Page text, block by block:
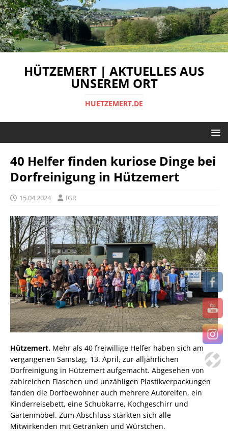
HÜTZEMERT | AKTUELLES AUS
UNSEREM ORT
HUETZEMERT.DE
40 Helfer finden kuriose Dinge bei
Dorfreinigung in Hützemert
15.04.2024 IGR
Hützemert. Mehr als 40 freiwillige Helfer haben sich am
vergangenen Samstag, 13. April, zur alljährlichen
Dorfreinigung in Hützemert aufgemacht. Abgesehen von
zahlreichen Flaschen und unzähligen Plastikverpackungen
fanden die Dorfbewohner auch mehrere Autoreifen, ein
Kinderreisebett, eine Schubkarre, Kochgeschirr und
Gartenmöbel. Zum Abschluss stärkten sich alle
Mitwirkenden mit Getränken und Würstchen.